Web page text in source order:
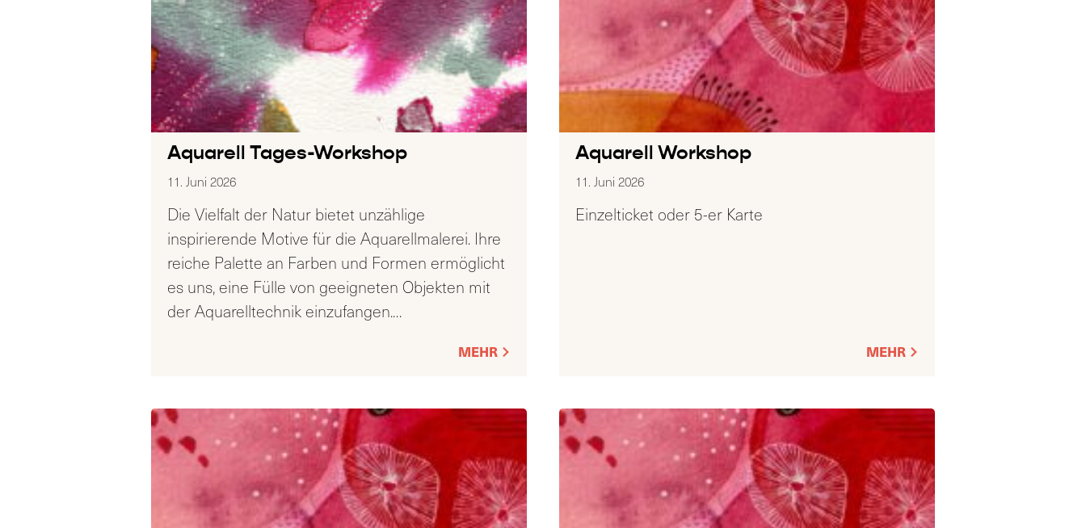
Aquarell Tages-Workshop
11. Juni 2026
Die Vielfalt der Natur bietet unzählige
inspirierende Motive für die Aquarellmalerei. Ihre
reiche Palette an Farben und Formen ermöglicht
es uns, eine Fülle von geeigneten Objekten mit
der Aquarelltechnik einzufangen.…
MEHR
Aquarell Workshop
11. Juni 2026
Einzelticket oder 5-er Karte
MEHR